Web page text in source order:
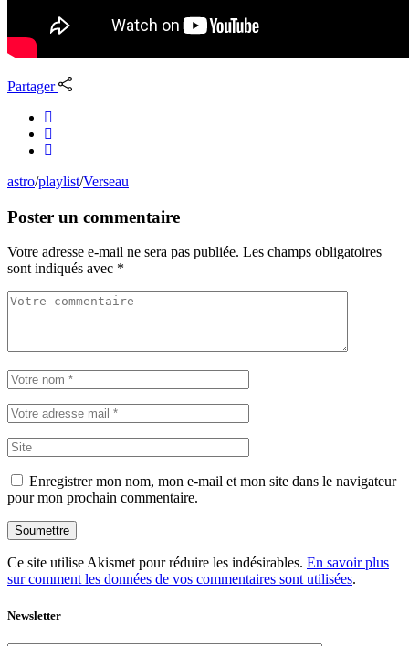
Partager
astro/playlist/Verseau
Poster un commentaire
Votre adresse e-mail ne sera pas publiée. Les champs obligatoires
sont indiqués avec *
Enregistrer mon nom, mon e-mail et mon site dans le navigateur
pour mon prochain commentaire.
Soumettre
Ce site utilise Akismet pour réduire les indésirables. En savoir plus
sur comment les données de vos commentaires sont utilisées.
Newsletter